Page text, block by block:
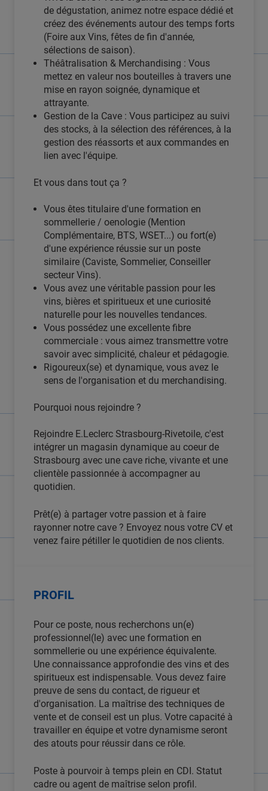
de dégustation, animez notre espace dédié et
créez des événements autour des temps forts
(Foire aux Vins, fêtes de fin d'année,
sélections de saison).
Théâtralisation & Merchandising : Vous
mettez en valeur nos bouteilles à travers une
mise en rayon soignée, dynamique et
attrayante.
Gestion de la Cave : Vous participez au suivi
des stocks, à la sélection des références, à la
gestion des réassorts et aux commandes en
lien avec l'équipe.
Et vous dans tout ça ?
Vous êtes titulaire d'une formation en
sommellerie / oenologie (Mention
Complémentaire, BTS, WSET...) ou fort(e)
d'une expérience réussie sur un poste
similaire (Caviste, Sommelier, Conseiller
secteur Vins).
Vous avez une véritable passion pour les
vins, bières et spiritueux et une curiosité
naturelle pour les nouvelles tendances.
Vous possédez une excellente fibre
commerciale : vous aimez transmettre votre
savoir avec simplicité, chaleur et pédagogie.
Rigoureux(se) et dynamique, vous avez le
sens de l'organisation et du merchandising.
Pourquoi nous rejoindre ?
Rejoindre E.Leclerc Strasbourg-Rivetoile, c'est
intégrer un magasin dynamique au coeur de
Strasbourg avec une cave riche, vivante et une
clientèle passionnée à accompagner au
quotidien.
Prêt(e) à partager votre passion et à faire
rayonner notre cave ? Envoyez nous votre CV et
venez faire pétiller le quotidien de nos clients.
PROFIL
Pour ce poste, nous recherchons un(e)
professionnel(le) avec une formation en
sommellerie ou une expérience équivalente.
Une connaissance approfondie des vins et des
spiritueux est indispensable. Vous devez faire
preuve de sens du contact, de rigueur et
d'organisation. La maîtrise des techniques de
vente et de conseil est un plus. Votre capacité à
travailler en équipe et votre dynamisme seront
des atouts pour réussir dans ce rôle.
Poste à pourvoir à temps plein en CDI. Statut
cadre ou agent de maîtrise selon profil.